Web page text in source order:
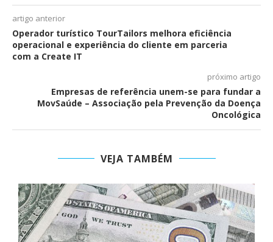
artigo anterior
Operador turístico TourTailors melhora eficiência
operacional e experiência do cliente em parceria
com a Create IT
próximo artigo
Empresas de referência unem-se para fundar a
MovSaúde – Associação pela Prevenção da Doença
Oncológica
VEJA TAMBÉM